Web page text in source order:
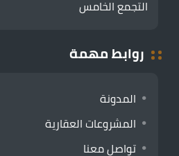
التجمع الخامس
روابط مهمة
المدونة
المشروعات العقارية
تواصل معنا